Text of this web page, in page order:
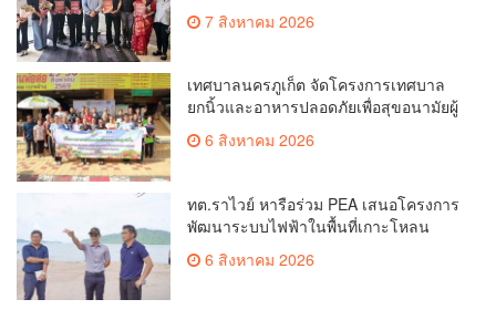
ศักยภาพ Food Destination ย่านเชิงทะเล
7 สิงหาคม 2026
เทศบาลนครภูเก็ต จัดโครงการเทศบาล
ยกนิ้วและอาหารปลอดภัยเพื่อสุขอนามัยผู้
บริโภค
6 สิงหาคม 2026
ทต.ราไวย์ หารือร่วม PEA เสนอโครงการ
พัฒนาระบบไฟฟ้าในพื้นที่เกาะโหลน
6 สิงหาคม 2026